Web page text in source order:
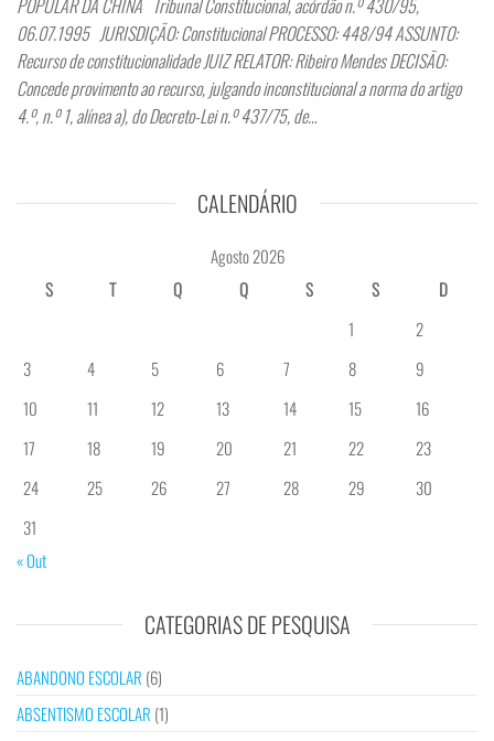
POPULAR DA CHINA Tribunal Constitucional, acórdão n.º 430/95,
06.07.1995 JURISDIÇÃO: Constitucional PROCESSO: 448/94 ASSUNTO:
Recurso de constitucionalidade JUIZ RELATOR: Ribeiro Mendes DECISÃO:
Concede provimento ao recurso, julgando inconstitucional a norma do artigo
4.º, n.º 1, alínea a), do Decreto-Lei n.º 437/75, de…
CALENDÁRIO
Agosto 2026
S
T Q Q S S
D
1
2
3
4 5 6 7 8
9
10
11 12 13 14 15
16
17
18 19 20 21 22
23
24
25 26 27 28 29
30
31
« Out
CATEGORIAS DE PESQUISA
ABANDONO ESCOLAR (6)
ABSENTISMO ESCOLAR (1)